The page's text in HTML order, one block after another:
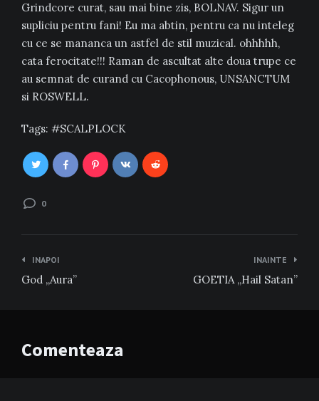
Grindcore curat, sau mai bine zis, BOLNAV. Sigur un
supliciu pentru fani! Eu ma abtin, pentru ca nu inteleg
cu ce se mananca un astfel de stil muzical. ohhhhh,
cata ferocitate!!! Raman de ascultat alte doua trupe ce
au semnat de curand cu Cacophonous, UNSANCTUM
si ROSWELL.
Tags: SCALPLOCK
0
Navigare
în
INAPOI
God „Aura”
INAINTE
GOETIA „Hail Satan”
Comenteaza